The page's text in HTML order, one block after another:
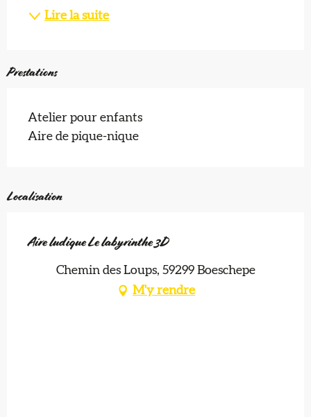
Lire la suite
Prestations
Atelier pour enfants
Aire de pique-nique
Localisation
Aire ludique Le labyrinthe 3D
Chemin des Loups, 59299 Boeschepe
M'y rendre